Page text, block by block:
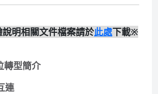
明相關文件檔案請於此處下載※
轉型簡介
連